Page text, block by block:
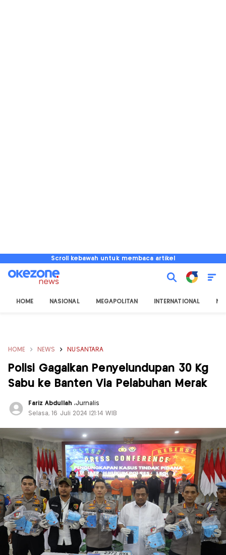
Scroll kebawah untuk membaca artikel
HOME NASIONAL MEGAPOLITAN INTERNATIONAL
HOME NEWS NUSANTARA
Polisi Gagalkan Penyelundupan 30 Kg
Sabu ke Banten Via Pelabuhan Merak
Fariz Abdullah ,Jurnalis
Selasa, 16 Juli 2024 |21:14 WIB